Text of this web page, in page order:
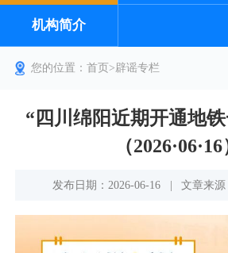
机构简介
您的位置：首页>辟谣专栏
“四川绵阳近期开通地
（2026·06·16
发布日期：2026-06-16 | 文章来